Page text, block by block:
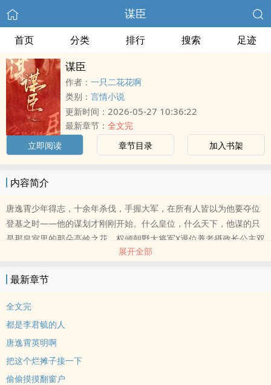
谋臣
首页 分类 排行 搜索 足迹
谋臣
作者： 一只二花花啊
类别： 言情小说
更新时间： 2026-05-27 10:36:22
最新章节： 全文完
立即阅读
章节目录 加入书架
内容简介
唐逸霄少年得志，十余年杀伐，手握大军，在所有人皆以为他要夺位
登基之时——他的谋划才刚刚开始。什么皇位，什么天下，他谋的只
是那皇室里的那朵高岭之花。权倾朝野大将军X退位养老摄政长公主双
c，但男主有收养的娃非gl！非gl！有男主！男主还有jb！jb还超大！
展开全部
最新章节
全文完
都是李君毓的人
唐逸霄英明啊
把这个烂摊子接一下
偷偷摸摸翻窗户